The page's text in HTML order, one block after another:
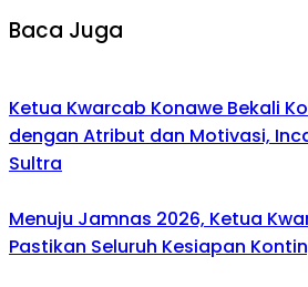
Baca Juga
Ketua Kwarcab Konawe Bekali
dengan Atribut dan Motivasi,
Sultra
Menuju Jamnas 2026, Ketua
Pastikan Seluruh Kesiapan